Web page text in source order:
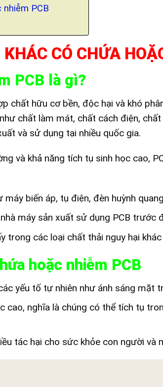
PCB
CÓ CHỨA
PCB là gì?
chất hữu cơ bền, độc hại và khó
chất làm mát, chất cách điện,
và sử dụng tại nhiều quốc gia.
và khả năng tích tụ sinh học cao,
biến áp, tụ điện, đèn huỳnh
máy sản xuất sử dụng PCB trước
trong các loại chất thải nguy hại
hoặc nhiễm PCB
yếu tố tự nhiên như ánh sáng mặt
cao, nghĩa là chúng có thể tích tụ
tác hại cho sức khỏe con người và